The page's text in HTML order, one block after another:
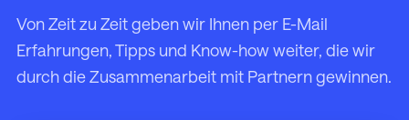
Von Zeit zu Zeit geben wir Ihnen per E-Mail
Erfahrungen, Tipps und Know-how weiter, die wir
durch die Zusammenarbeit mit Partnern gewinnen.